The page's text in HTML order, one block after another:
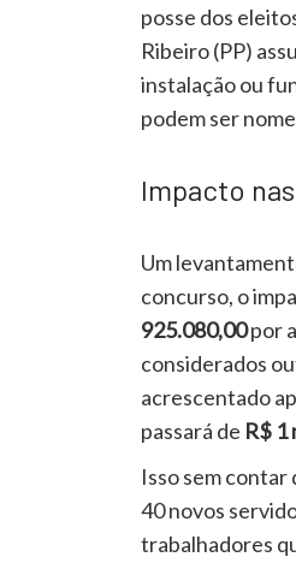
posse dos
Ribeiro (PP)
instalação ou
podem ser
Impacto
Um
concurso, o
925.080,00por
considerados
acrescentado
passará de R$ 1
Isso sem
40 novos
trabalhadores